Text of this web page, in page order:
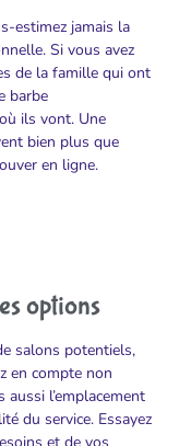
estimez jamais la
Si vous avez
de la famille qui ont
barbe
ils vont. Une
bien plus que
en ligne.
options
salons potentiels,
en compte non
l’emplacement
du service. Essayez